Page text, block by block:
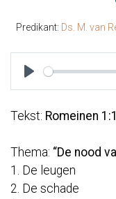
Predikant: Ds. M. van
Play
Tekst: Romeinen
Thema: “De nood
1. De leugen
2. De schade